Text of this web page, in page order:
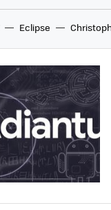
Eclipse